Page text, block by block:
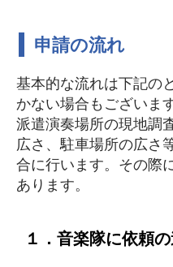
申請の流れ
基本的な流れは下記の
かない場合もございま
派遣演奏場所の現地調
広さ、駐車場所の広さ
合に行います。その際
あります。
１．音楽隊に依頼